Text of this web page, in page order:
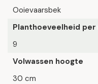
Ooievaarsbek
Planthoeveelheid per
9
Volwassen hoogte
30 cm